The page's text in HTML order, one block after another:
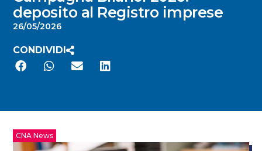
deposito al Registro imprese
26/05/2026
CONDIVIDI
CNA News